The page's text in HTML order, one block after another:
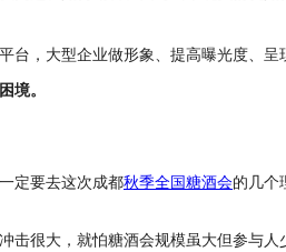
台，大型企业做形象、提高曝光度、
境。
定要去这次成都秋季全国糖酒会的几个
击很大，就怕糖酒会规模虽大但参与